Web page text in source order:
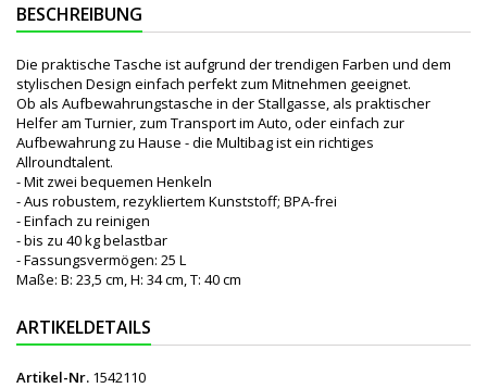
BESCHREIBUNG
Die praktische Tasche ist aufgrund der trendigen Farben und dem
stylischen Design einfach perfekt zum Mitnehmen geeignet.
Ob als Aufbewahrungstasche in der Stallgasse, als praktischer
Helfer am Turnier, zum Transport im Auto, oder einfach zur
Aufbewahrung zu Hause - die Multibag ist ein richtiges
Allroundtalent.
- Mit zwei bequemen Henkeln
- Aus robustem, rezykliertem Kunststoff; BPA-frei
- Einfach zu reinigen
- bis zu 40 kg belastbar
- Fassungsvermögen: 25 L
Maße: B: 23,5 cm, H: 34 cm, T: 40 cm
ARTIKELDETAILS
Artikel-Nr. 1542110